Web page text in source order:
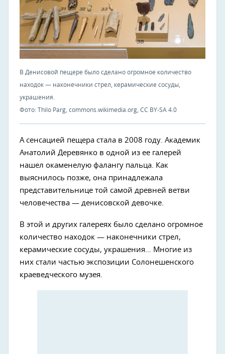
В Денисовой пещере было сделано огромное количество
находок — наконечники стрел, керамические сосуды,
украшения.
Фото: Thilo Parg, commons.wikimedia.org, CC BY-SA 4.0
А сенсацией пещера стала в 2008 году. Академик
Анатолий Деревянко в одной из ее галерей
нашел окаменелую фалангу пальца. Как
выяснилось позже, она принадлежала
представительнице той самой древней ветви
человечества — денисовской девочке.
В этой и других галереях было сделано огромное
количество находок — наконечники стрел,
керамические сосуды, украшения… Многие из
них стали частью экспозиции Солонешенского
краеведческого музея.